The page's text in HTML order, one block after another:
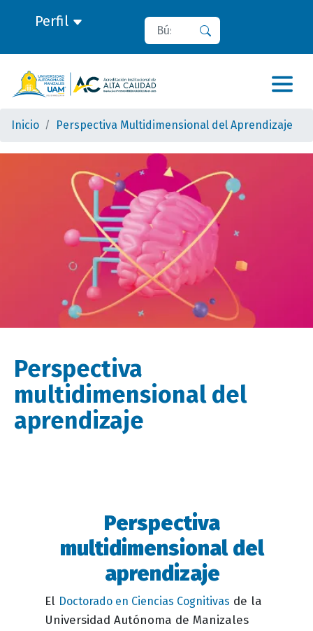
Perfil Buscar
Inicio Perspectiva Multidimensional del Aprendizaje
Perspectiva
multidimensional del
aprendizaje
DescripciónPerspectiva
multidimensional del
aprendizaje
El Doctorado en Ciencias Cognitivas de la
Universidad Autónoma de Manizales